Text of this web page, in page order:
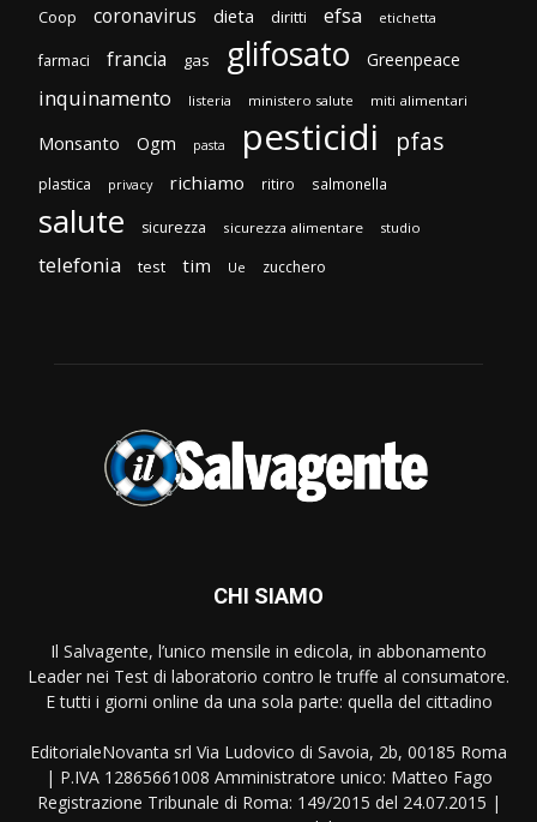
Coop coronavirus dieta diritti efsa etichetta
farmaci francia gas glifosato Greenpeace
inquinamento listeria ministero salute miti alimentari
Monsanto Ogm pasta pesticidi pfas
plastica privacy richiamo ritiro salmonella
salute sicurezza sicurezza alimentare studio
telefonia test tim Ue zucchero
CHI SIAMO
Il Salvagente, l’unico mensile in edicola, in abbonamento
Leader nei Test di laboratorio contro le truffe al consumatore.
E tutti i giorni online da una sola parte: quella del cittadino
EditorialeNovanta srl Via Ludovico di Savoia, 2b, 00185 Roma
| P.IVA 12865661008 Amministratore unico: Matteo Fago
Registrazione Tribunale di Roma: 149/2015 del 24.07.2015 |